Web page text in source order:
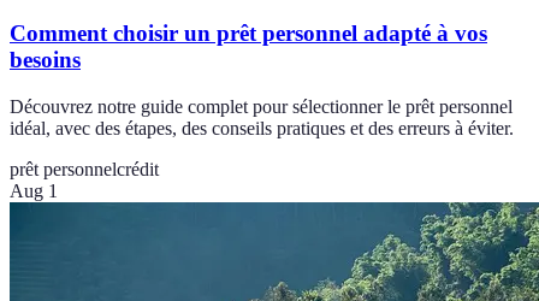
Comment choisir un prêt personnel adapté à vos
besoins
Découvrez notre guide complet pour sélectionner le prêt personnel
idéal, avec des étapes, des conseils pratiques et des erreurs à éviter.
prêt personnelcrédit
Aug 1